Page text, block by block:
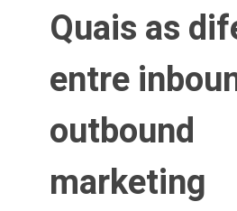
Quais as
entre
outbound
marketing